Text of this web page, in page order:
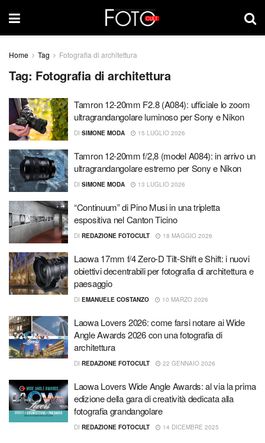
Home Tag Fotografia di architettura
Tag: Fotografia di architettura
Tamron 12-20mm F2.8 (A084): ufficiale lo zoom
ultragrandangolare luminoso per Sony e Nikon
DI SIMONE MODA 15 LUGLIO 2026
Tamron 12-20mm f/2,8 (model A084): in arrivo un
ultragrandangolare estremo per Sony e Nikon
DI SIMONE MODA 13 LUGLIO 2026
“Continuum” di Pino Musi in una tripletta
espositiva nel Canton Ticino
DI REDAZIONE FOTOCULT 18 MAGGIO 2026
Laowa 17mm f/4 Zero-D Tilt-Shift e Shift: i nuovi
obiettivi decentrabili per fotografia di architettura e
paesaggio
DI EMANUELE COSTANZO 10 MARZO 2026
Laowa Lovers 2026: come farsi notare ai Wide
Angle Awards 2026 con una fotografia di
architettura
DI REDAZIONE FOTOCULT 22 GENNAIO 2026
Laowa Lovers Wide Angle Awards: al via la prima
edizione della gara di creatività dedicata alla
fotografia grandangolare
DI REDAZIONE FOTOCULT 14 DICEMBRE 2025